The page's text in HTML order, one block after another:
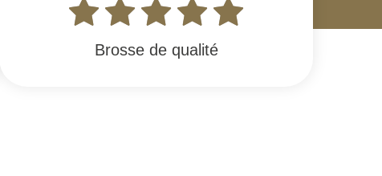
Brosse de qualité